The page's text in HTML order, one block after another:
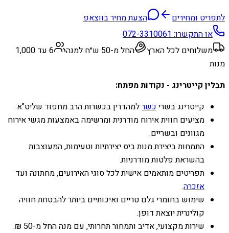
לתפריט ומחירים
הצעת מחיר בווצאפ
או התקשרו:072-3310061
משלוחים לכל הארץ
החל מ-50 ש״ח למנה
6 עד 1,000
מנות
תבלין קייטרינג - נקודות מפתח:
קייטרינג בשריכשרלמהדרין בכשרות הרב מחפוד שליט"א.
מציעים חווית אירוח מודרנית ומרשימה באמצעות מגשי אירוח
מגוונים ובשריים.
התמחות ביצירת מנות ביס יצירתיות וטעימות, המעוצבות
בהשראת פלטות מודרניות.
תפריטים מותאמים אישית לכל סוגי האירועים, מחתונה ועד
אזכרה.
שימוש בחומרי גלם טריים ואיכותיים ביותר להבטחת חוויה
קולינרית יוצאת דופן.
שירות מקצועי, אדיב ותמחור תחרותי, עם מנה החל מ-50 ₪.